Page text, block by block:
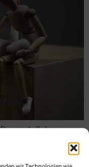
wir Technologien wie
gesetzlicher
und